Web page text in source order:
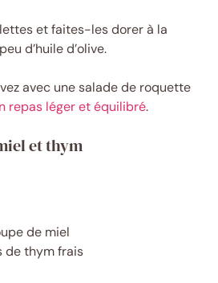
et faites-les dorer à la
d’huile d’olive.
avec une salade de roquette
repas léger et équilibré.
et thym
de miel
de thym frais